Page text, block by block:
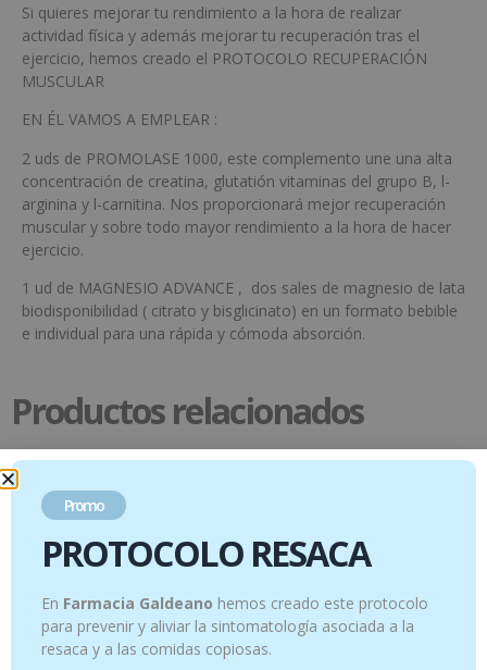
Si quieres mejorar tu rendimiento a la hora de realizar
actividad física y además mejorar tu recuperación tras el
ejercicio, hemos creado el PROTOCOLO RECUPERACIÓN
MUSCULAR
EN ÉL VAMOS A EMPLEAR :
2 uds de PROMOLASE 1000, este complemento une una alta
concentración de creatina, glutatión vitaminas del grupo B, l-
arginina y l-carnitina. Nos proporcionará mejor recuperación
muscular y sobre todo mayor rendimiento a la hora de hacer
ejercicio.
1 ud de MAGNESIO ADVANCE , dos sales de magnesio de lata
biodisponibilidad ( citrato y bisglicinato) en un formato bebible
e individual para una rápida y cómoda absorción.
Productos relacionados
Promo
PROTOCOLO RESACA
En Farmacia Galdeano hemos creado este protocolo
para prevenir y aliviar la sintomatología asociada a la
resaca y a las comidas copiosas.